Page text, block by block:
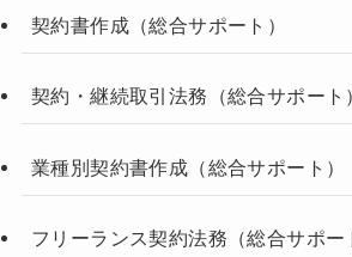
契約書作成（総合サポート）
契約・継続取引法務（総合サポート
業種別契約書作成（総合サポート）
フリーランス契約法務（総合サポー